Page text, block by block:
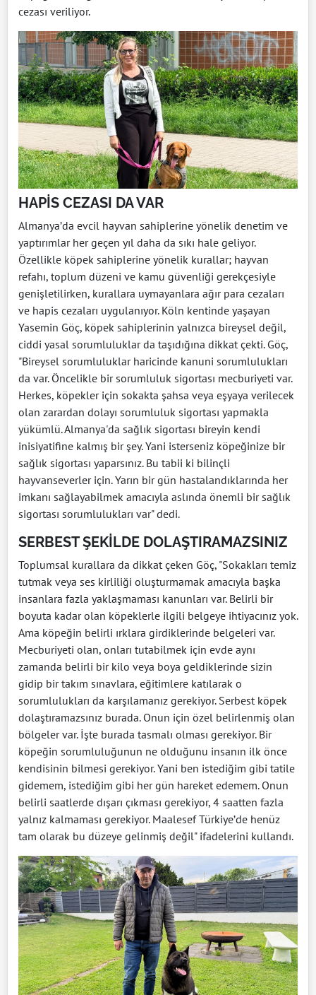
cezası veriliyor.
HAPİS CEZASI DA VAR
Almanya’da evcil hayvan sahiplerine yönelik denetim ve
yaptırımlar her geçen yıl daha da sıkı hale geliyor.
Özellikle köpek sahiplerine yönelik kurallar; hayvan
refahı, toplum düzeni ve kamu güvenliği gerekçesiyle
genişletilirken, kurallara uymayanlara ağır para cezaları
ve hapis cezaları uygulanıyor. Köln kentinde yaşayan
Yasemin Göç, köpek sahiplerinin yalnızca bireysel değil,
ciddi yasal sorumluluklar da taşıdığına dikkat çekti. Göç,
"Bireysel sorumluluklar haricinde kanuni sorumlulukları
da var. Öncelikle bir sorumluluk sigortası mecburiyeti var.
Herkes, köpekler için sokakta şahsa veya eşyaya verilecek
olan zarardan dolayı sorumluluk sigortası yapmakla
yükümlü. Almanya'da sağlık sigortası bireyin kendi
inisiyatifine kalmış bir şey. Yani isterseniz köpeğinize bir
sağlık sigortası yaparsınız. Bu tabii ki bilinçli
hayvanseverler için. Yarın bir gün hastalandıklarında her
imkanı sağlayabilmek amacıyla aslında önemli bir sağlık
sigortası sorumlulukları var" dedi.
SERBEST ŞEKİLDE DOLAŞTIRAMAZSINIZ
Toplumsal kurallara da dikkat çeken Göç, "Sokakları temiz
tutmak veya ses kirliliği oluşturmamak amacıyla başka
insanlara fazla yaklaşmaması kanunları var. Belirli bir
boyuta kadar olan köpeklerle ilgili belgeye ihtiyacınız yok.
Ama köpeğin belirli ırklara girdiklerinde belgeleri var.
Mecburiyeti olan, onları tutabilmek için evde aynı
zamanda belirli bir kilo veya boya geldiklerinde sizin
gidip bir takım sınavlara, eğitimlere katılarak o
sorumlulukları da karşılamanız gerekiyor. Serbest köpek
dolaştıramazsınız burada. Onun için özel belirlenmiş olan
bölgeler var. İşte burada tasmalı olması gerekiyor. Bir
köpeğin sorumluluğunun ne olduğunu insanın ilk önce
kendisinin bilmesi gerekiyor. Yani ben istediğim gibi tatile
gidemem, istediğim gibi her gün hareket edemem. Onun
belirli saatlerde dışarı çıkması gerekiyor, 4 saatten fazla
yalnız kalmaması gerekiyor. Maalesef Türkiye’de henüz
tam olarak bu düzeye gelinmiş değil" ifadelerini kullandı.